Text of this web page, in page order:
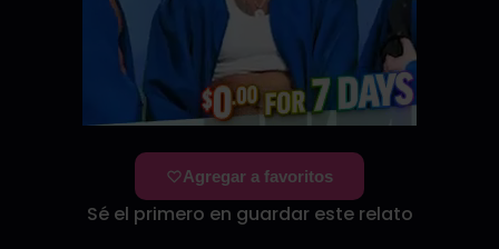
Agregar a favoritos
Sé el primero en guardar este relato